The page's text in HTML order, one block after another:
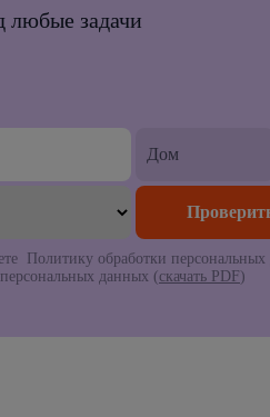
любые задачи
Политику обработки
данных (скачать PDF)